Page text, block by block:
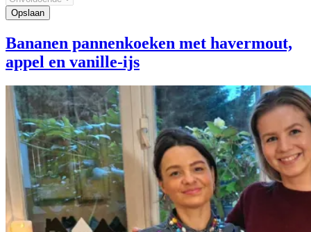
Bananen pannenkoeken met havermout,
appel en vanille-ijs